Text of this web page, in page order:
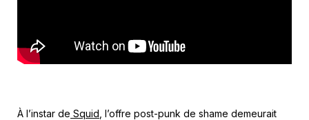
À l’instar de Squid , l’offre post-punk de shame demeurait